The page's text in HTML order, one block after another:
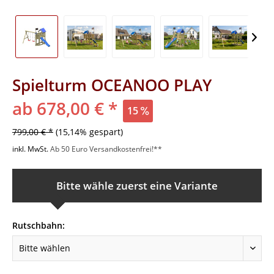
Spielturm OCEANOO PLAY
ab 678,00 € * 15
799,00 € * (15,14% gespart)
inkl. MwSt.Ab 50 Euro Versandkostenfrei!**
Bitte wähle zuerst eine Variante
Rutschbahn: